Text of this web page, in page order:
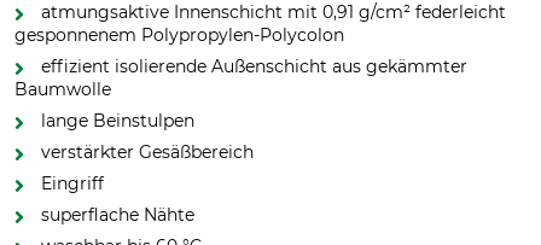
atmungsaktive Innenschicht mit 0,91 g/cm² federleicht
gesponnenem Polypropylen-Polycolon
effizient isolierende Außenschicht aus gekämmter
Baumwolle
lange Beinstulpen
verstärkter Gesäßbereich
Eingriff
superflache Nähte